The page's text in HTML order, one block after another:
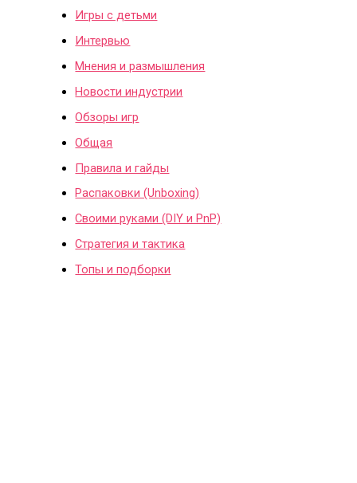
Игры с детьми
Интервью
Мнения и размышления
Новости индустрии
Обзоры игр
Общая
Правила и гайды
Распаковки (Unboxing)
Своими руками (DIY и PnP)
Стратегия и тактика
Топы и подборки